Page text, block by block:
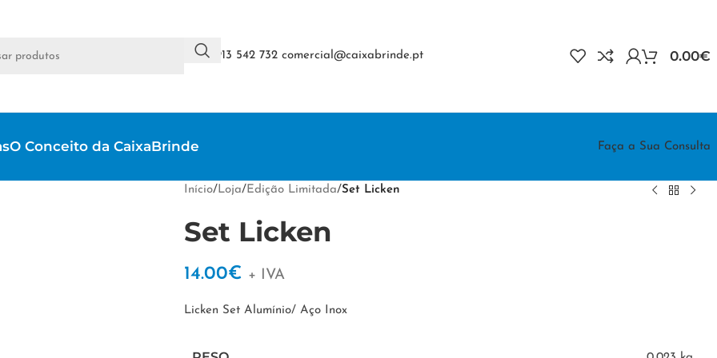
+351 913 542 732 comercial@caixabrinde.pt 0.00€
O Conceito da CaixaBrinde Faça a Sua Consulta
Início/Loja/Edição Limitada/Set Licken
Set Licken
14.00€ + IVA
Licken Set Alumínio/ Aço Inox